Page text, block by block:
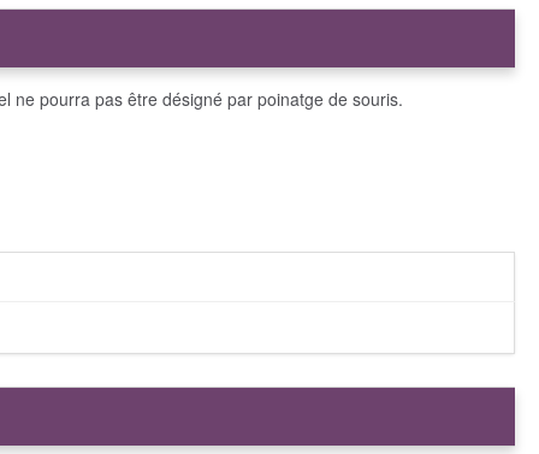
ne pourra pas être désigné par poinatge de souris.